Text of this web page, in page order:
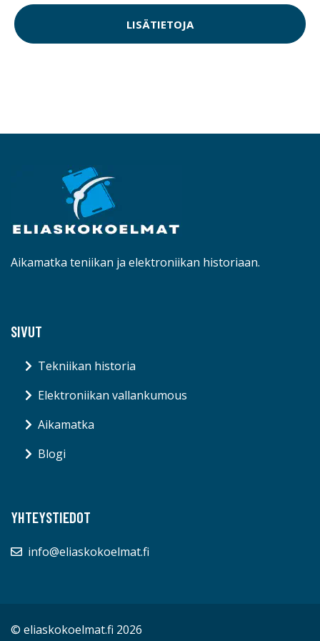
LISÄTIETOJA
Aikamatka teniikan ja elektroniikan historiaan.
SIVUT
Tekniikan historia
Elektroniikan vallankumous
Aikamatka
Blogi
YHTEYSTIEDOT
info@eliaskokoelmat.fi
© eliaskokoelmat.fi 2026